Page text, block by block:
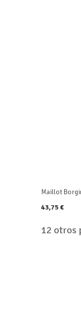
Maillot
43,75 €
12 otros